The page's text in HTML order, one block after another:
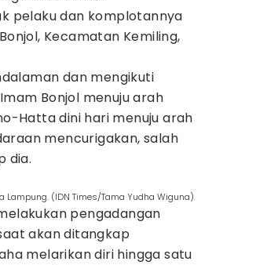
pelaku dan komplotannya
Kecamatan Kemiling,
dan mengikuti
Bonjol menuju arah
Hatta dini hari menuju arah
mencurigakan, salah
dia.
Lampung. (IDN Times/Tama Yudha Wiguna).
pengadangan
akan ditangkap
melarikan diri hingga satu